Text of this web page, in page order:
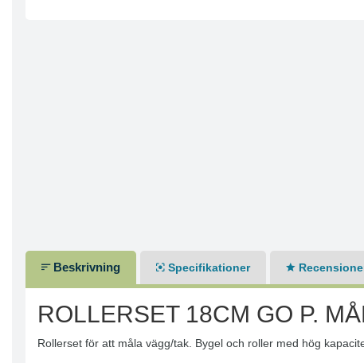
Beskrivning Specifikationer
ROLLERSET 18CM GO P.
Rollerset för att måla vägg/tak. Bygel och roller med hög